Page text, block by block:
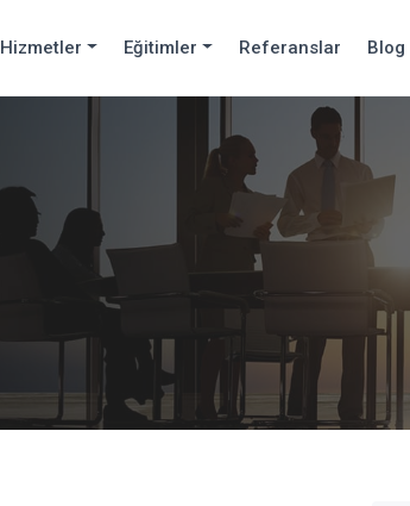
Hizmetler Eğitimler Referanslar Blog